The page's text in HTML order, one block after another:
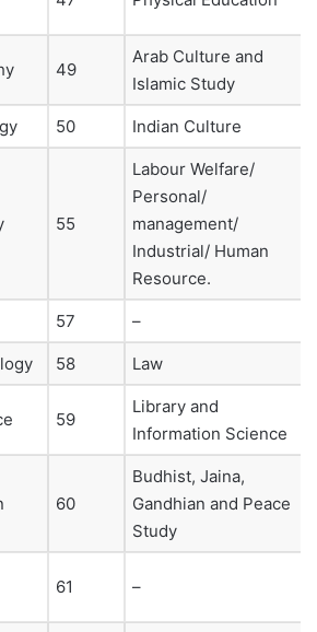
49
Arab Culture and
Islamic Study
50 Indian Culture
55
Labour Welfare/
Personal/
management/
Industrial/ Human
Resource.
57 –
58 Law
59
Library and
Information Science
60
Budhist, Jaina,
Gandhian and Peace
Study
61 –